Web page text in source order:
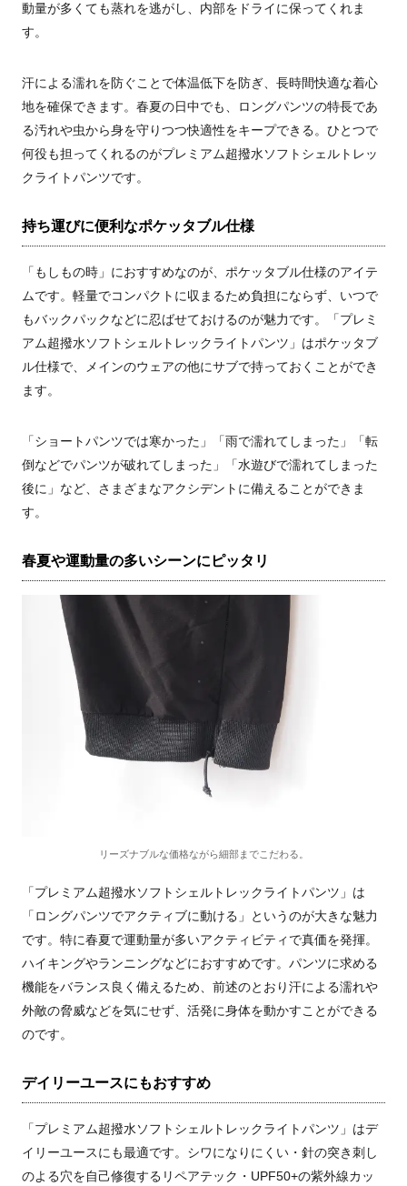
動量が多くても蒸れを逃がし、内部をドライに保ってくれま
す。
汗による濡れを防ぐことで体温低下を防ぎ、長時間快適な着心
地を確保できます。春夏の日中でも、ロングパンツの特長であ
る汚れや虫から身を守りつつ快適性をキープできる。ひとつで
何役も担ってくれるのがプレミアム超撥水ソフトシェルトレッ
クライトパンツです。
持ち運びに便利なポケッタブル仕様
「もしもの時」におすすめなのが、ポケッタブル仕様のアイテ
ムです。軽量でコンパクトに収まるため負担にならず、いつで
もバックパックなどに忍ばせておけるのが魅力です。「プレミ
アム超撥水ソフトシェルトレックライトパンツ」はポケッタブ
ル仕様で、メインのウェアの他にサブで持っておくことができ
ます。
「ショートパンツでは寒かった」「雨で濡れてしまった」「転
倒などでパンツが破れてしまった」「水遊びで濡れてしまった
後に」など、さまざまなアクシデントに備えることができま
す。
春夏や運動量の多いシーンにピッタリ
リーズナブルな価格ながら細部までこだわる。
「プレミアム超撥水ソフトシェルトレックライトパンツ」は
「ロングパンツでアクティブに動ける」というのが大きな魅力
です。特に春夏で運動量が多いアクティビティで真価を発揮。
ハイキングやランニングなどにおすすめです。パンツに求める
機能をバランス良く備えるため、前述のとおり汗による濡れや
外敵の脅威などを気にせず、活発に身体を動かすことができる
のです。
デイリーユースにもおすすめ
「プレミアム超撥水ソフトシェルトレックライトパンツ」はデ
イリーユースにも最適です。シワになりにくい・針の突き刺し
のよる穴を自己修復するリペアテック・UPF50+の紫外線カッ